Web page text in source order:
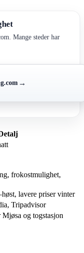
Mange steder har
→
frokostmulighet,
lavere priser vinter
Tripadvisor
og togstasjon